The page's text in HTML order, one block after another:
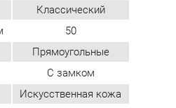
Венге
первым своим мнением.
ОТЗЫВ